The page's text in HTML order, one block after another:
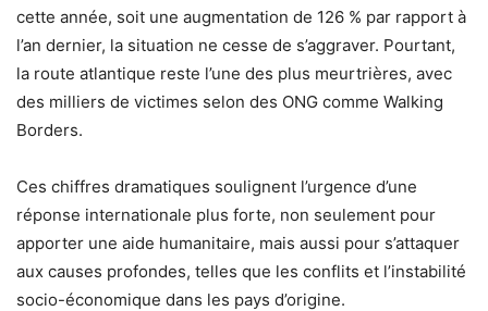
cette année, soit une augmentation de 126 % par rapport à
l’an dernier, la situation ne cesse de s’aggraver. Pourtant,
la route atlantique reste l’une des plus meurtrières, avec
des milliers de victimes selon des ONG comme Walking
Borders.
Ces chiffres dramatiques soulignent l’urgence d’une
réponse internationale plus forte, non seulement pour
apporter une aide humanitaire, mais aussi pour s’attaquer
aux causes profondes, telles que les conflits et l’instabilité
socio-économique dans les pays d’origine.